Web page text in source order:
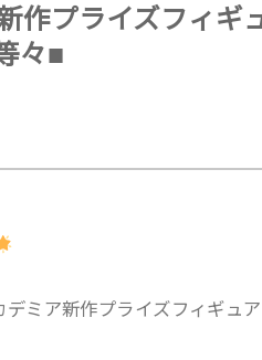
作プライズフィ
々■
デミア新作プライズフィギュア